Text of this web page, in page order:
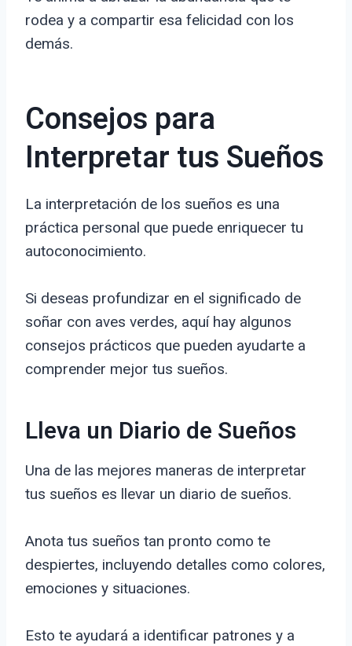
rodea y a compartir esa felicidad con los
demás.
Consejos para
Interpretar tus Sueños
La interpretación de los sueños es una
práctica personal que puede enriquecer tu
autoconocimiento.
Si deseas profundizar en el significado de
soñar con aves verdes, aquí hay algunos
consejos prácticos que pueden ayudarte a
comprender mejor tus sueños.
Lleva un Diario de Sueños
Una de las mejores maneras de interpretar
tus sueños es llevar un diario de sueños.
Anota tus sueños tan pronto como te
despiertes, incluyendo detalles como colores,
emociones y situaciones.
Esto te ayudará a identificar patrones y a